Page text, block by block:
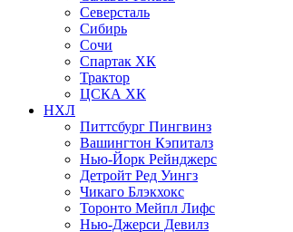
Северсталь
Сибирь
Сочи
Спартак ХК
Трактор
ЦСКА ХК
НХЛ
Питтсбург Пингвинз
Вашингтон Кэпиталз
Нью-Йорк Рейнджерс
Детройт Ред Уингз
Чикаго Блэкхокс
Торонто Мейпл Лифс
Нью-Джерси Девилз